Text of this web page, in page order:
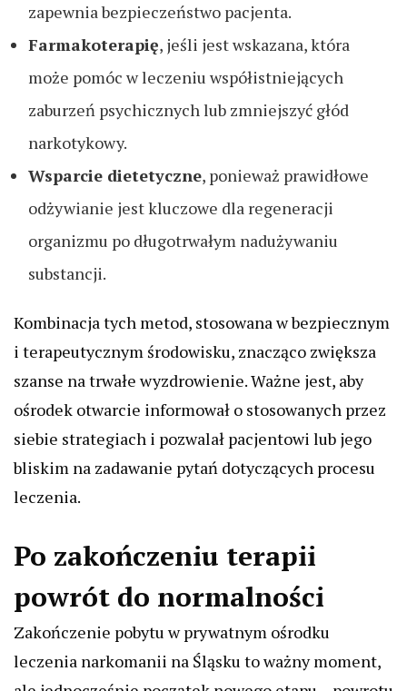
zapewnia bezpieczeństwo pacjenta.
Farmakoterapię, jeśli jest wskazana, która
może pomóc w leczeniu współistniejących
zaburzeń psychicznych lub zmniejszyć głód
narkotykowy.
Wsparcie dietetyczne, ponieważ prawidłowe
odżywianie jest kluczowe dla regeneracji
organizmu po długotrwałym nadużywaniu
substancji.
Kombinacja tych metod, stosowana w bezpiecznym
i terapeutycznym środowisku, znacząco zwiększa
szanse na trwałe wyzdrowienie. Ważne jest, aby
ośrodek otwarcie informował o stosowanych przez
siebie strategiach i pozwalał pacjentowi lub jego
bliskim na zadawanie pytań dotyczących procesu
leczenia.
Po zakończeniu terapii
powrót do normalności
Zakończenie pobytu w prywatnym ośrodku
leczenia narkomanii na Śląsku to ważny moment,